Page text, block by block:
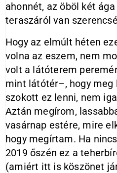
ahonnét, az öböl két
teraszáról van
Hogy az elmúlt héten
volna az eszem, nem
volt a látóterem
mint látótér–, hogy meg
szokott ez lenni, nem
Aztán megírom,
vasárnap estére, mire
hogy megírtam. Ha
2019 őszén ez a
(amiért itt is köszönet